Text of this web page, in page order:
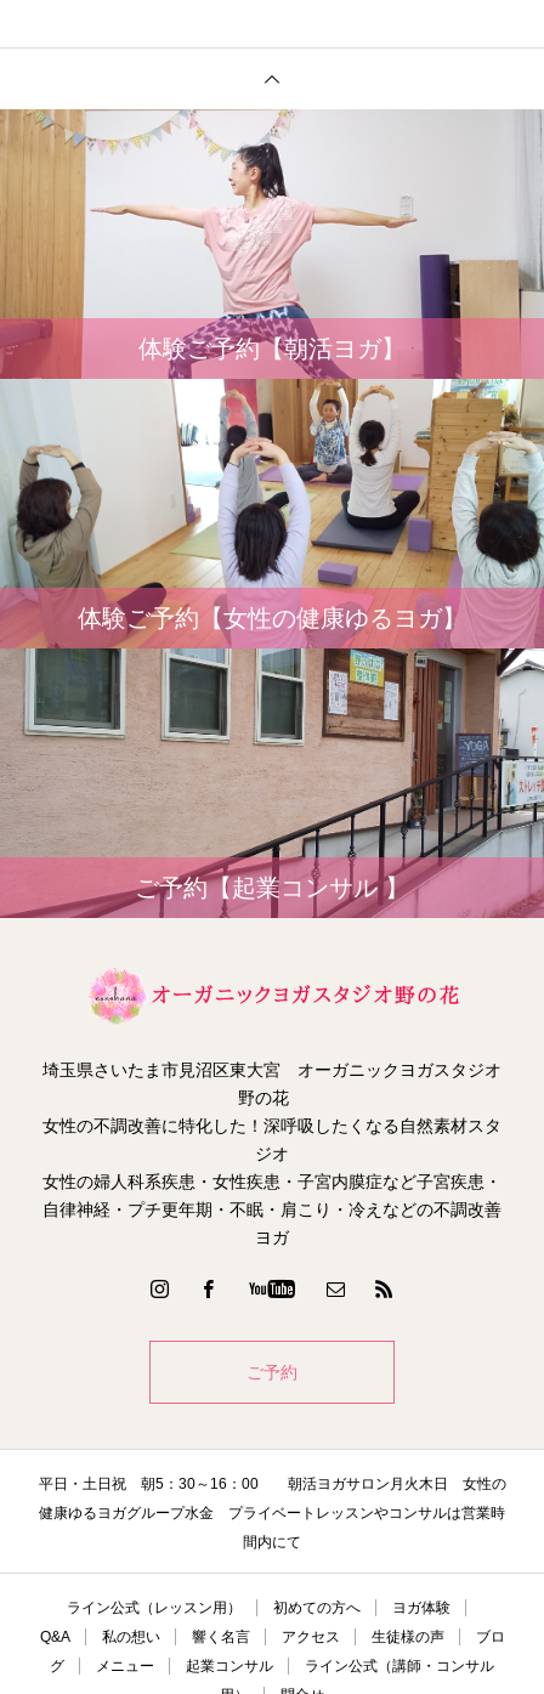
体験ご予約【朝活ヨガ】
体験ご予約【女性の健康ゆるヨガ】
ご予約【起業コンサル 】
埼玉県さいたま市見沼区東大宮 オーガニックヨガスタジオ
野の花
女性の不調改善に特化した！深呼吸したくなる自然素材スタ
ジオ
女性の婦人科系疾患・女性疾患・子宮内膜症など子宮疾患・
自律神経・プチ更年期・不眠・肩こり・冷えなどの不調改善
ヨガ
ご予約
平日・土日祝 朝5：30～16：00 朝活ヨガサロン月火木日 女性の
健康ゆるヨガグループ水金 プライベートレッスンやコンサルは営業時
間内にて
ライン公式（レッスン用） 初めての方へ
ヨガ体験
Q&A
私の想い 響く名言 アクセス 生徒様の声
ブロ
グ
メニュー 起業コンサル
ライン公式（講師・コンサル